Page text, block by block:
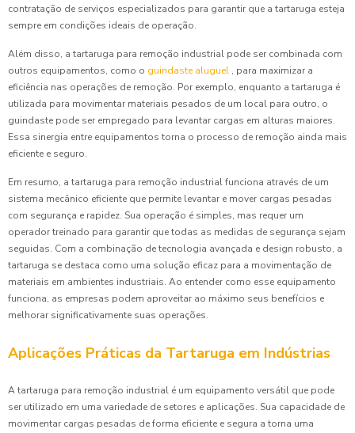
contratação de serviços especializados para garantir que a tartaruga esteja
sempre em condições ideais de operação.
Além disso, a tartaruga para remoção industrial pode ser combinada com
outros equipamentos, como o guindaste aluguel , para maximizar a
eficiência nas operações de remoção. Por exemplo, enquanto a tartaruga é
utilizada para movimentar materiais pesados de um local para outro, o
guindaste pode ser empregado para levantar cargas em alturas maiores.
Essa sinergia entre equipamentos torna o processo de remoção ainda mais
eficiente e seguro.
Em resumo, a tartaruga para remoção industrial funciona através de um
sistema mecânico eficiente que permite levantar e mover cargas pesadas
com segurança e rapidez. Sua operação é simples, mas requer um
operador treinado para garantir que todas as medidas de segurança sejam
seguidas. Com a combinação de tecnologia avançada e design robusto, a
tartaruga se destaca como uma solução eficaz para a movimentação de
materiais em ambientes industriais. Ao entender como esse equipamento
funciona, as empresas podem aproveitar ao máximo seus benefícios e
melhorar significativamente suas operações.
Aplicações Práticas da Tartaruga em Indústrias
A tartaruga para remoção industrial é um equipamento versátil que pode
ser utilizado em uma variedade de setores e aplicações. Sua capacidade de
movimentar cargas pesadas de forma eficiente e segura a torna uma